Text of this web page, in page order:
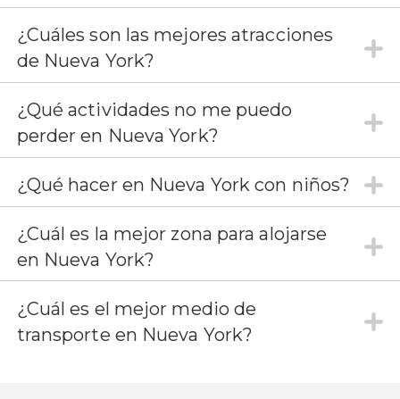
¿Cuáles son las mejores atracciones
de Nueva York?
¿Qué actividades no me puedo
perder en Nueva York?
¿Qué hacer en Nueva York con niños?
¿Cuál es la mejor zona para alojarse
en Nueva York?
¿Cuál es el mejor medio de
transporte en Nueva York?